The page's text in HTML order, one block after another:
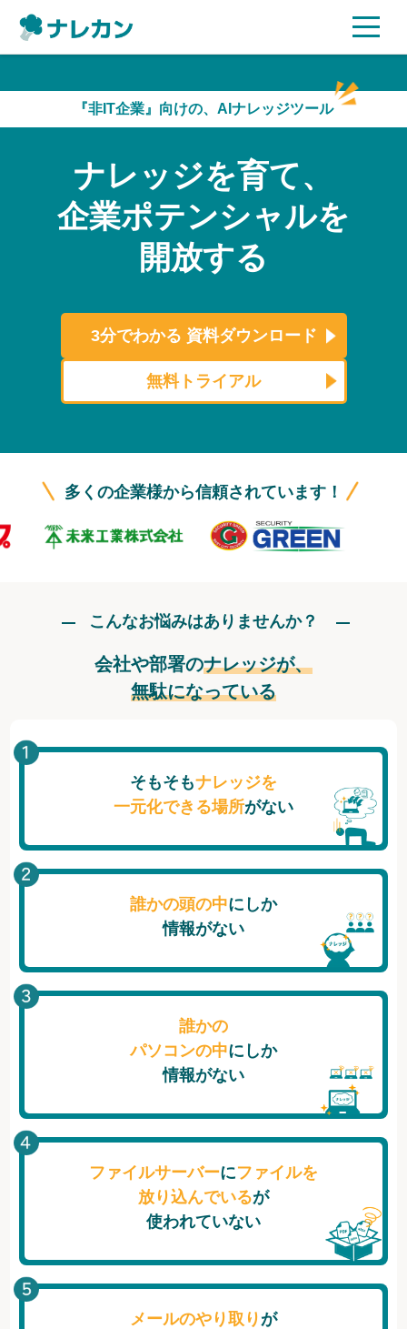
AI機能
ご利用企業様の声
セキュリティ
よくある質問
資料ダウンロード
ログイン
『非IT企業』向けの、AIナレッジツール
ナレッジを育て、
企業ポテンシャルを
開放する
3分でわかる 資料ダウンロード
無料トライアル
多くの企業様から信頼されています！
こんなお悩みはありませんか？
会社や部署のナレッジが、
無駄になっている
そもそもナレッジを
一元化できる場所がない
誰かの頭の中にしか
情報がない
誰かの
パソコンの中にしか
情報がない
ファイルサーバーにファイルを
放り込んでいるが
使われていない
メールのやり取り が